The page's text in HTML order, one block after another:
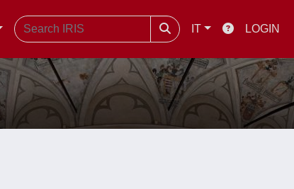
IT LOGIN